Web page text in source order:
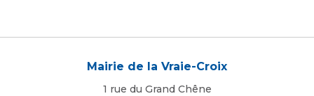
Mairie de la Vraie-Croix
1 rue du Grand Chêne